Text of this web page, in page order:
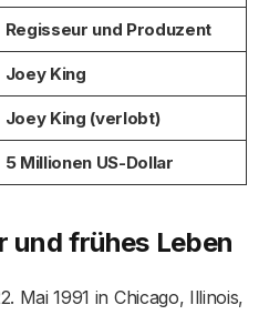
Regisseur und Produzent
Joey King
Joey King (verlobt)
5 Millionen US-Dollar
und frühes Leben
Mai 1991 in Chicago, Illinois,